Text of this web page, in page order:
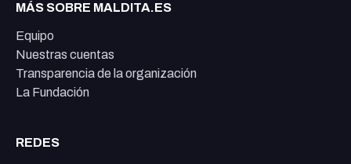
MÁS SOBRE MALDITA.ES
Equipo
Nuestras cuentas
Transparencia de la organización
La Fundación
REDES